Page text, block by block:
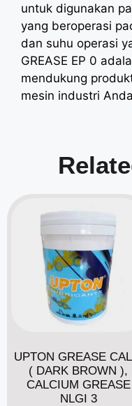
untuk digunakan
yang beroperasi
dan suhu operasi
GREASE EP 0
mendukung
mesin industri
UPTON GREASE
( DARK BROWN ),
CALCIUM GREASE
NLGI 3